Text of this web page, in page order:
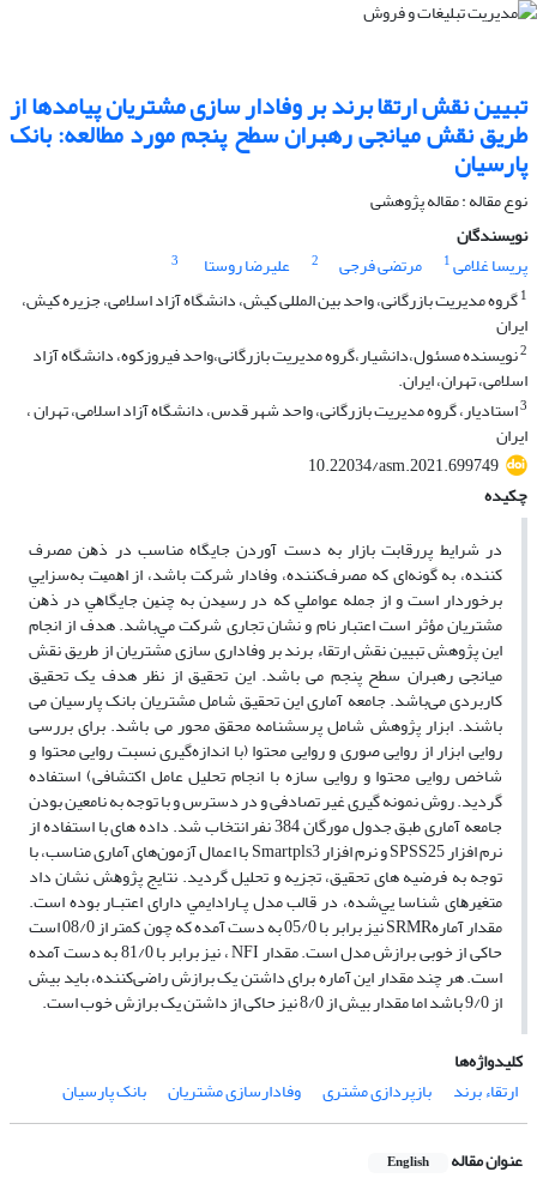
تبیین نقش ارتقا برند بر وفادار سازی مشتریان پیامدها از
طریق نقش میانجی رهبران سطح پنجم مورد مطالعه: بانک
پارسیان
نوع مقاله : مقاله پژوهشی
نویسندگان
پریسا غلامی1 مرتضی فرجی 2 علیرضا روستا
3
1گروه مدیریت بازرگانی، واحد بین المللی کیش، دانشگاه آزاد اسلامی، جزیره کیش،
ایران
2نویسنده مسئول،دانشیار،گروه مدیریت بازرگانی،واحد فیروزکوه، دانشگاه آزاد
اسلامی، تهران، ایران.
3استادیار، گروه مدیریت بازرگانی، واحد شهر قدس، دانشگاه آزاد اسلامی، تهران ،
ایران
10.22034/asm.2021.699749
چکیده
در ﺷﺮاﻳﻂ ﭘﺮرﻗﺎﺑﺖ ﺑﺎزار ﺑﻪ دﺳﺖ آوردن ﺟﺎﻳﮕﺎه ﻣﻨﺎﺳﺐ در ذﻫﻦ ﻣﺼﺮف
ﻛﻨﻨﺪه، ﺑﻪ ﮔﻮﻧﻪاى ﻛﻪ ﻣﺼﺮف‌ﻛﻨﻨﺪه، وﻓﺎدار ﺷﺮﻛﺖ ﺑﺎﺷﺪ، از اﻫﻤﻴﺖ ﺑﻪﺳﺰاﻳﻲ
ﺑﺮﺧﻮردار اﺳﺖ و از ﺟﻤﻠﻪ ﻋﻮاﻣﻠﻲ ﻛﻪ در رﺳﻴﺪن ﺑﻪ ﭼﻨﻴﻦ ﺟﺎﻳﮕﺎﻫﻲ در ذﻫﻦ
ﻣﺸﺘﺮﻳﺎن ﻣﺆﺛﺮ اﺳﺖ اﻋﺘﺒﺎر ﻧﺎم و ﻧﺸﺎن ﺗﺠﺎرى ﺷﺮﻛﺖ ﻣﻲﺑﺎﺷﺪ. هدف از انجام
این پژوهش تبیین نقش ارتقاء برند بر وفاداری سازی مشتریان از طریق نقش
میانجی رهبران سطح پنجم می باشد. این تحقیق از نظر هدف یک تحقیق
کاربردی می‌باشد. جامعه آماری این تحقیق شامل مشتریان بانک پارسیان می
باشند. ابزار پژوهش شامل پرسشنامه محقق محور می باشد. برای بررسی
روایی ابزار از روایی صوری و روایی محتوا (با اندازه‌گیری نسبت روایی محتوا و
شاخص روایی محتوا و روایی سازه با انجام تحلیل عامل اکتشافی) استفاده
گردید. روش نمونه گیری غیر تصادفی و در دسترس و با توجه به نامعین بودن
جامعه آماری طبق جدول مورگان 384 نفر انتخاب شد. داده های با استفاده از
نرم افزار SPSS25 و نرم افزار Smartpls3 با اعمال آزمون‌های آماری مناسب، با
توجه به فرضیه های تحقیق، تجزیه و تحلیل گردید. ﻧﺘﺎﻳﺞ ﭘﮋوﻫﺶ ﻧﺸﺎن داد
ﻣﺘﻐﻴﺮﻫﺎى ﺷﻨﺎﺳﺎ ﻳﻲﺷﺪه، در ﻗﺎﻟﺐ ﻣﺪل ﭘـﺎراداﻳﻤﻲ داراى اﻋﺘﺒـﺎر ﺑﻮده اﺳﺖ.
مقدار آمارهSRMR نیز برابر با 05/0 به دست آمده که چون کمتر از 08/0 است
حاکی از خوبی برازش مدل است. مقدار NFI ، نیز برابر با 81/0 به دست آمده
است. هر چند مقدار این آماره برای داشتن یک برازش راضی‌کننده، باید بیش
از 9/0 باشد اما مقدار بیش از 8/0 نیز حاکی از داشتن یک برازش خوب است.
کلیدواژه‌ها
ارتقاء برند
بازپردازی مشتری وفادارسازی مشتریان بانک پارسیان
عنوان مقاله English